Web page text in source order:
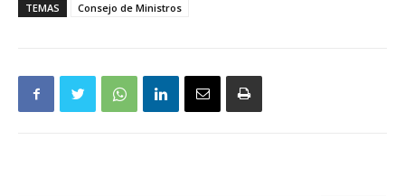
TEMAS Consejo de Ministros